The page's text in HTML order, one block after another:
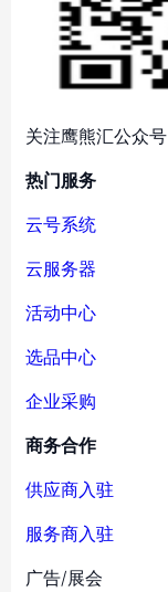
关注鹰熊汇公众号
热门服务
云号系统
云服务器
活动中心
选品中心
企业采购
商务合作
供应商入驻
服务商入驻
广告/展会